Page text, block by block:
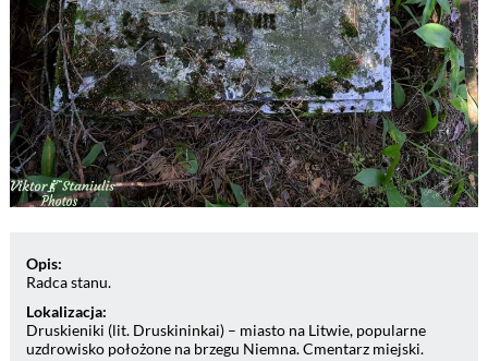
Opis:
Radca stanu.
Lokalizacja:
Druskieniki (lit. Druskininkai) – miasto na Litwie, popularne
uzdrowisko położone na brzegu Niemna. Cmentarz miejski.